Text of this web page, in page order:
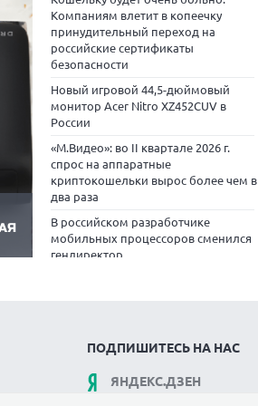
Компаниям влетит в копеечку
принудительный переход на
российские сертификаты
безопасности
Новый игровой 44,5-дюймовый
монитор Acer Nitro XZ452CUV в
России
«М.Видео»: во II квартале 2026 г.
спрос на аппаратные
криптокошельки вырос более чем в
два раза
В российском разработчике
мобильных процессоров сменился
гендиректор
ПОДПИШИТЕСЬ НА НАС
ЯНДЕКС.ДЗЕН